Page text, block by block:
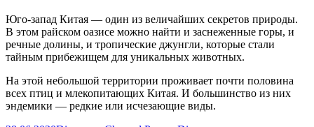
Юго-запад Китая — один из величайших секретов природы.
В этом райском оазисе можно найти и заснеженные горы, и
речные долины, и тропические джунгли, которые стали
тайным прибежищем для уникальных животных.
На этой небольшой территории проживает почти половина
всех птиц и млекопитающих Китая. И большинство из них
эндемики — редкие или исчезающие виды.